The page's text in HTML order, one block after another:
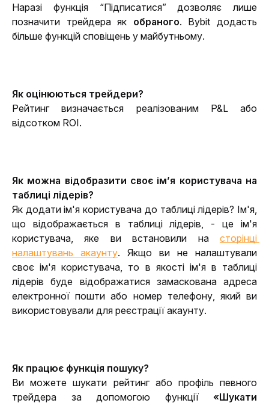
Наразі функція “Підписатися” дозволяє лише
позначити трейдера як обраного. Bybit додасть
більше функцій сповіщень у майбутньому.
Як оцінюються трейдери?
Рейтинг визначається реалізованим P&L або
відсотком ROI.
Як можна відобразити своє ім’я користувача на
таблиці лідерів?
Як додати ім'я користувача до таблиці лідерів? Ім'я,
що відображається в таблиці лідерів, - це ім'я
користувача, яке ви встановили на сторінці
налаштувань акаунту. Якщо ви не налаштували
своє ім'я користувача, то в якості ім'я в таблиці
лідерів буде відображатися замаскована адреса
електронної пошти або номер телефону, який ви
використовували для реєстрації акаунту.
Як працює функція пошуку?
Ви можете шукати рейтинг або профіль певного
трейдера за допомогою функції «Шукати